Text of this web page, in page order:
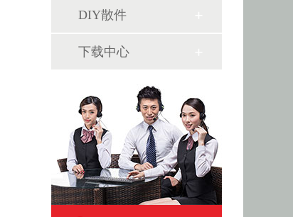
DIY散件
下载中心